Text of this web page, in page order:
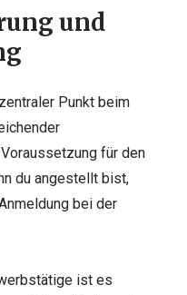
und
Punkt beim
für den
du angestellt bist,
bei der
ist es